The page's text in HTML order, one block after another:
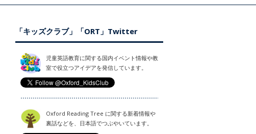
「キッズクラブ」「ORT」Twitter
児童英語教育に関する国内イベント情報や教
室で役立つアイデアを発信しています。
Oxford Reading Tree に関する新着情報や
裏話などを、日本語でつぶやいています。